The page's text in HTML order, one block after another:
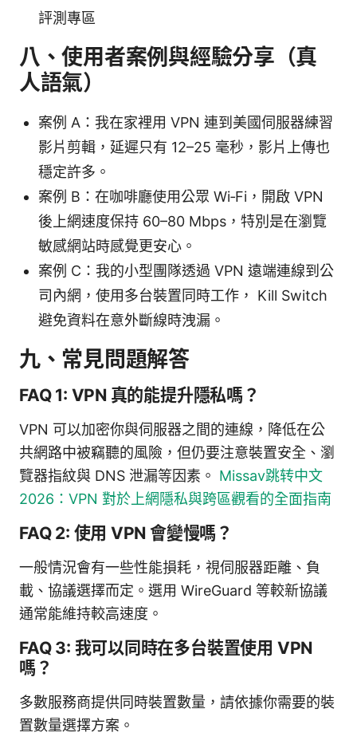
評測專區
八、使用者案例與經驗分享（真
人語氣）
案例 A：我在家裡用 VPN 連到美國伺服器練習
影片剪輯，延遲只有 12–25 毫秒，影片上傳也
穩定許多。
案例 B：在咖啡廳使用公眾 Wi‑Fi，開啟 VPN
後上網速度保持 60–80 Mbps，特別是在瀏覽
敏感網站時感覺更安心。
案例 C：我的小型團隊透過 VPN 遠端連線到公
司內網，使用多台裝置同時工作， Kill Switch
避免資料在意外斷線時洩漏。
九、常見問題解答
FAQ 1: VPN 真的能提升隱私嗎？
VPN 可以加密你與伺服器之間的連線，降低在公
共網路中被竊聽的風險，但仍要注意裝置安全、瀏
覽器指紋與 DNS 泄漏等因素。 Missav跳转中文
2026：VPN 對於上網隱私與跨區觀看的全面指南
FAQ 2: 使用 VPN 會變慢嗎？
一般情況會有一些性能損耗，視伺服器距離、負
載、協議選擇而定。選用 WireGuard 等較新協議
通常能維持較高速度。
FAQ 3: 我可以同時在多台裝置使用 VPN
嗎？
多數服務商提供同時裝置數量，請依據你需要的裝
置數量選擇方案。